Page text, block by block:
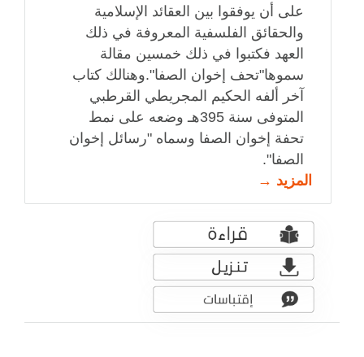
على أن يوفقوا بين العقائد الإسلامية
والحقائق الفلسفية المعروفة في ذلك
العهد فكتبوا في ذلك خمسين مقالة
سموها"تحف إخوان الصفا".وهنالك كتاب
آخر ألفه الحكيم المجريطي القرطبي
المتوفى سنة 395هـ وضعه على نمط
تحفة إخوان الصفا وسماه "رسائل إخوان
الصفا".
المزيد →